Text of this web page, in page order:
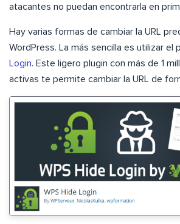
atacantes no puedan encontrarla en
Hay varias formas de cambiar la URL
WordPress. La más sencilla es utilizar el
Login. Este ligero plugin con más de 1
activas te permite cambiar la URL de